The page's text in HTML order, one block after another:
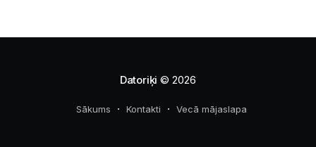
Datoriķi © 2026
Sākums Kontakti Vecā mājaslapa